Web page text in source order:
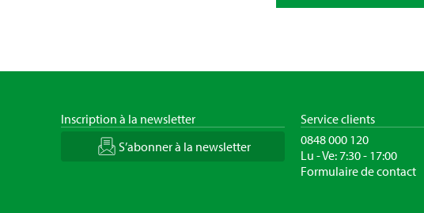
Inscription à la newsletter
S’abonner à la newsletter
Service clients
0848 000 120
Lu - Ve: 7:30 - 17:00
Formulaire de contact